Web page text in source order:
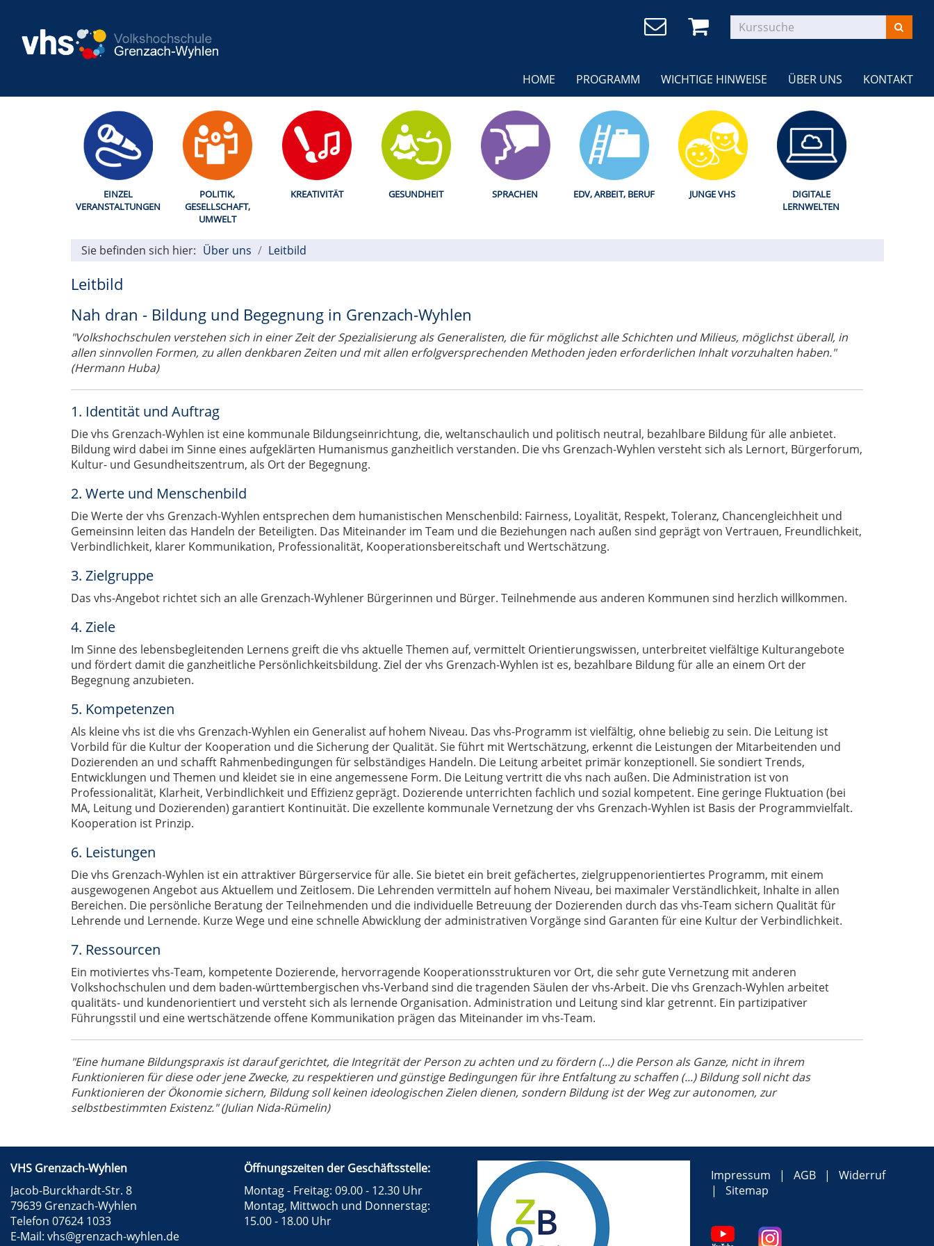
HOME PROGRAMM WICHTIGE HINWEISE ÜBER UNS KONTAKT
EINZEL
VERANSTALTUNGEN
POLITIK,
GESELLSCHAFT,
UMWELT
KREATIVITÄT GESUNDHEIT SPRACHEN EDV, ARBEIT, BERUF JUNGE VHS
DIGITALE
LERNWELTEN
Sie befinden sich hier: Über uns Leitbild
Leitbild
Nah dran - Bildung und Begegnung in Grenzach-Wyhlen
"Volkshochschulen verstehen sich in einer Zeit der Spezialisierung als Generalisten, die für möglichst alle Schichten und Milieus, möglichst überall, in
allen sinnvollen Formen, zu allen denkbaren Zeiten und mit allen erfolgversprechenden Methoden jeden erforderlichen Inhalt vorzuhalten haben."
(Hermann Huba)
1. Identität und Auftrag
Die vhs Grenzach-Wyhlen ist eine kommunale Bildungseinrichtung, die, weltanschaulich und politisch neutral, bezahlbare Bildung für alle anbietet.
Bildung wird dabei im Sinne eines aufgeklärten Humanismus ganzheitlich verstanden. Die vhs Grenzach-Wyhlen versteht sich als Lernort, Bürgerforum,
Kultur- und Gesundheitszentrum, als Ort der Begegnung.
2. Werte und Menschenbild
Die Werte der vhs Grenzach-Wyhlen entsprechen dem humanistischen Menschenbild: Fairness, Loyalität, Respekt, Toleranz, Chancengleichheit und
Gemeinsinn leiten das Handeln der Beteiligten. Das Miteinander im Team und die Beziehungen nach außen sind geprägt von Vertrauen, Freundlichkeit,
Verbindlichkeit, klarer Kommunikation, Professionalität, Kooperationsbereitschaft und Wertschätzung.
3. Zielgruppe
Das vhs-Angebot richtet sich an alle Grenzach-Wyhlener Bürgerinnen und Bürger. Teilnehmende aus anderen Kommunen sind herzlich willkommen.
4. Ziele
Im Sinne des lebensbegleitenden Lernens greift die vhs aktuelle Themen auf, vermittelt Orientierungswissen, unterbreitet vielfältige Kulturangebote
und fördert damit die ganzheitliche Persönlichkeitsbildung. Ziel der vhs Grenzach-Wyhlen ist es, bezahlbare Bildung für alle an einem Ort der
Begegnung anzubieten.
5. Kompetenzen
Als kleine vhs ist die vhs Grenzach-Wyhlen ein Generalist auf hohem Niveau. Das vhs-Programm ist vielfältig, ohne beliebig zu sein. Die Leitung ist
Vorbild für die Kultur der Kooperation und die Sicherung der Qualität. Sie führt mit Wertschätzung, erkennt die Leistungen der Mitarbeitenden und
Dozierenden an und schafft Rahmenbedingungen für selbständiges Handeln. Die Leitung arbeitet primär konzeptionell. Sie sondiert Trends,
Entwicklungen und Themen und kleidet sie in eine angemessene Form. Die Leitung vertritt die vhs nach außen. Die Administration ist von
Professionalität, Klarheit, Verbindlichkeit und Effizienz geprägt. Dozierende unterrichten fachlich und sozial kompetent. Eine geringe Fluktuation (bei
MA, Leitung und Dozierenden) garantiert Kontinuität. Die exzellente kommunale Vernetzung der vhs Grenzach-Wyhlen ist Basis der Programmvielfalt.
Kooperation ist Prinzip.
6. Leistungen
Die vhs Grenzach-Wyhlen ist ein attraktiver Bürgerservice für alle. Sie bietet ein breit gefächertes, zielgruppenorientiertes Programm, mit einem
ausgewogenen Angebot aus Aktuellem und Zeitlosem. Die Lehrenden vermitteln auf hohem Niveau, bei maximaler Verständlichkeit, Inhalte in allen
Bereichen. Die persönliche Beratung der Teilnehmenden und die individuelle Betreuung der Dozierenden durch das vhs-Team sichern Qualität für
Lehrende und Lernende. Kurze Wege und eine schnelle Abwicklung der administrativen Vorgänge sind Garanten für eine Kultur der Verbindlichkeit.
7. Ressourcen
Ein motiviertes vhs-Team, kompetente Dozierende, hervorragende Kooperationsstrukturen vor Ort, die sehr gute Vernetzung mit anderen
Volkshochschulen und dem baden-württembergischen vhs-Verband sind die tragenden Säulen der vhs-Arbeit. Die vhs Grenzach-Wyhlen arbeitet
qualitäts- und kundenorientiert und versteht sich als lernende Organisation. Administration und Leitung sind klar getrennt. Ein partizipativer
Führungsstil und eine wertschätzende offene Kommunikation prägen das Miteinander im vhs-Team.
"Eine humane Bildungspraxis ist darauf gerichtet, die Integrität der Person zu achten und zu fördern (...) die Person als Ganze, nicht in ihrem
Funktionieren für diese oder jene Zwecke, zu respektieren und günstige Bedingungen für ihre Entfaltung zu schaffen (...) Bildung soll nicht das
Funktionieren der Ökonomie sichern, Bildung soll keinen ideologischen Zielen dienen, sondern Bildung ist der Weg zur autonomen, zur
selbstbestimmten Existenz." (Julian Nida-Rümelin)
VHS Grenzach-Wyhlen
Jacob-Burckhardt-Str. 8
79639 Grenzach-Wyhlen
Telefon 07624 1033
E-Mail: vhs@grenzach-wyhlen.de
Öffnungszeiten der Geschäftsstelle:
Montag - Freitag: 09.00 - 12.30 Uhr
Montag, Mittwoch und Donnerstag:
15.00 - 18.00 Uhr
Impressum AGB
Widerruf
Sitemap